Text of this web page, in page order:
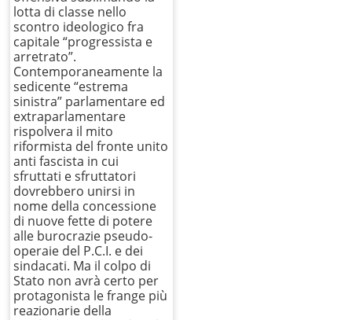
lotta di classe nello
scontro ideologico fra
capitale “progressista e
arretrato”.
Contemporaneamente la
sedicente “estrema
sinistra” parlamentare ed
extraparlamentare
rispolvera il mito
riformista del fronte unito
anti fascista in cui
sfruttati e sfruttatori
dovrebbero unirsi in
nome della concessione
di nuove fette di potere
alle burocrazie pseudo-
operaie del P.C.I. e dei
sindacati. Ma il colpo di
Stato non avrà certo per
protagonista le frange più
reazionarie della